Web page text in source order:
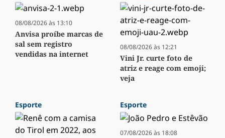
08/08/2026 às 13:10
Anvisa proíbe marcas de
sal sem registro
vendidas na internet
08/08/2026 às 12:21
Vini Jr. curte foto de
atriz e reage com emoji;
veja
Esporte Esporte
07/08/2026 às 18:08